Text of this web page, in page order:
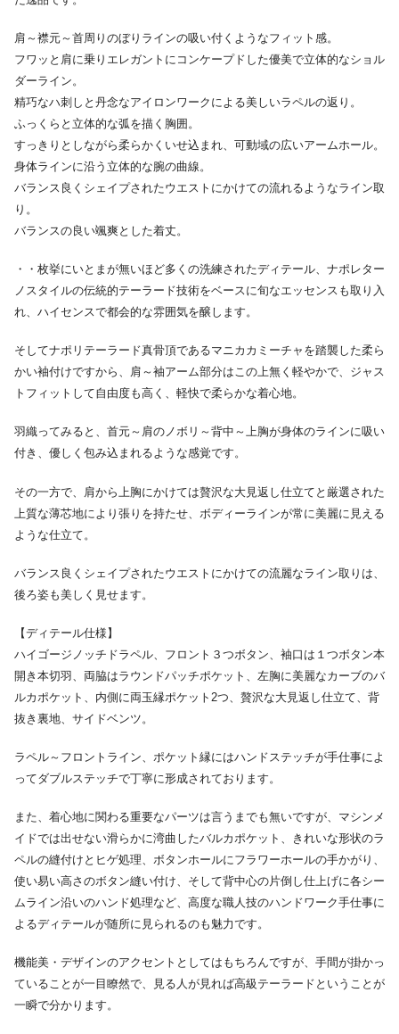
肩～襟元～首周りのぼりラインの吸い付くようなフィット感。
フワッと肩に乗りエレガントにコンケープドした優美で立体的なショル
ダーライン。
精巧なハ刺しと丹念なアイロンワークによる美しいラペルの返り。
ふっくらと立体的な弧を描く胸囲。
すっきりとしながら柔らかくいせ込まれ、可動域の広いアームホール。
身体ラインに沿う立体的な腕の曲線。
バランス良くシェイプされたウエストにかけての流れるようなライン取
り。
バランスの良い颯爽とした着丈。
・・枚挙にいとまが無いほど多くの洗練されたディテール、ナポレター
ノスタイルの伝統的テーラード技術をベースに旬なエッセンスも取り入
れ、ハイセンスで都会的な雰囲気を醸します。
そしてナポリテーラード真骨頂であるマニカカミーチャを踏襲した柔ら
かい袖付けですから、肩～袖アーム部分はこの上無く軽やかで、ジャス
トフィットして自由度も高く、軽快で柔らかな着心地。
羽織ってみると、首元～肩のノボリ～背中～上胸が身体のラインに吸い
付き、優しく包み込まれるような感覚です。
その一方で、肩から上胸にかけては贅沢な大見返し仕立てと厳選された
上質な薄芯地により張りを持たせ、ボディーラインが常に美麗に見える
ような仕立て。
バランス良くシェイプされたウエストにかけての流麗なライン取りは、
後ろ姿も美しく見せます。
【ディテール仕様】
ハイゴージノッチドラペル、フロント３つボタン、袖口は１つボタン本
開き本切羽、両脇はラウンドパッチポケット、左胸に美麗なカーブのバ
ルカポケット、内側に両玉縁ポケット2つ、贅沢な大見返し仕立て、背
抜き裏地、サイドベンツ。
ラペル～フロントライン、ポケット縁にはハンドステッチが手仕事によ
ってダブルステッチで丁寧に形成されております。
また、着心地に関わる重要なパーツは言うまでも無いですが、マシンメ
イドでは出せない滑らかに湾曲したバルカポケット、きれいな形状のラ
ペルの縫付けとヒゲ処理、ボタンホールにフラワーホールの手かがり、
使い易い高さのボタン縫い付け、そして背中心の片倒し仕上げに各シー
ムライン沿いのハンド処理など、高度な職人技のハンドワーク手仕事に
よるディテールが随所に見られるのも魅力です。
機能美・デザインのアクセントとしてはもちろんですが、手間が掛かっ
ていることが一目瞭然で、見る人が見れば高級テーラードということが
一瞬で分かります。